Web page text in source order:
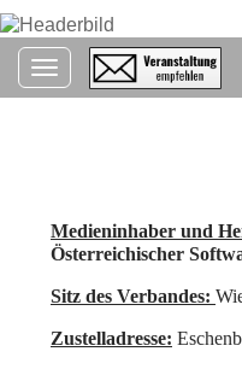
Toggle navigation
Medieninhaber und
Österreichischer
Sitz des Verbandes:
Zustelladresse: